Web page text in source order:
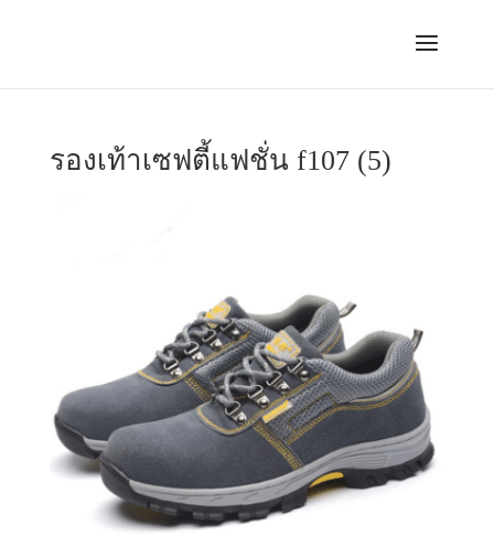
รองเท้าเซฟตี้แฟชั่น f107 (5)